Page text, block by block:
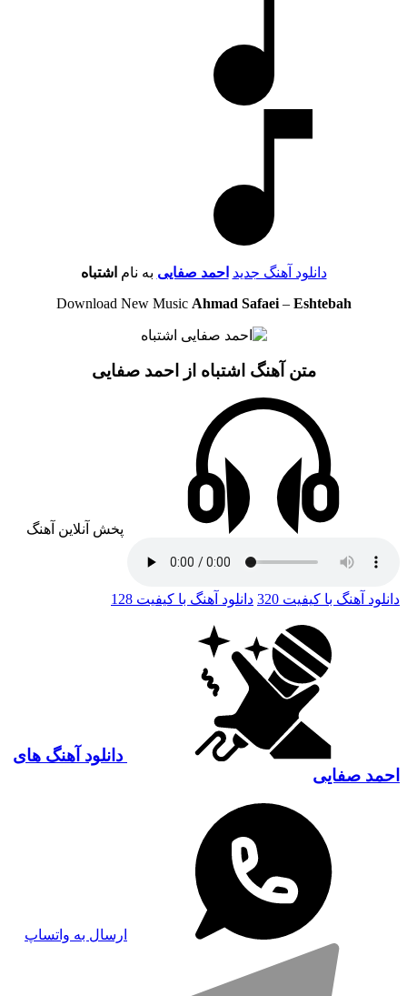
دانلود آهنگ جدید احمد صفایی به نام اشتباه
Download New Music Ahmad Safaei– Eshtebah
متن آهنگ اشتباه از احمد صفایی
پخش آنلاین آهنگ
دانلود آهنگ با کیفیت 320 دانلود آهنگ با کیفیت 128
دانلود آهنگ های
احمد صفایی
ارسال به واتساپ